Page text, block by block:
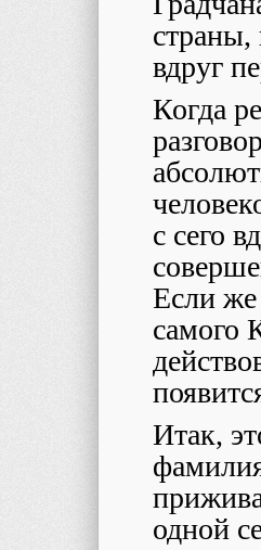
страны,
вдруг
Когда
с сего
Если же
самого
Итак,
одной